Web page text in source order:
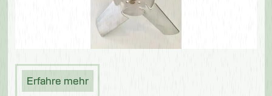
Erfahre mehr